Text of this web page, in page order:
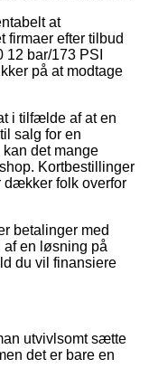
at
firmaer efter tilbud
bar/173 PSI
på at modtage
i tilfælde af at en
salg for en
det mange
Kortbestillinger
dækker folk overfor
betalinger med
af en løsning på
du vil finansiere
utvivlsomt sætte
det er bare en